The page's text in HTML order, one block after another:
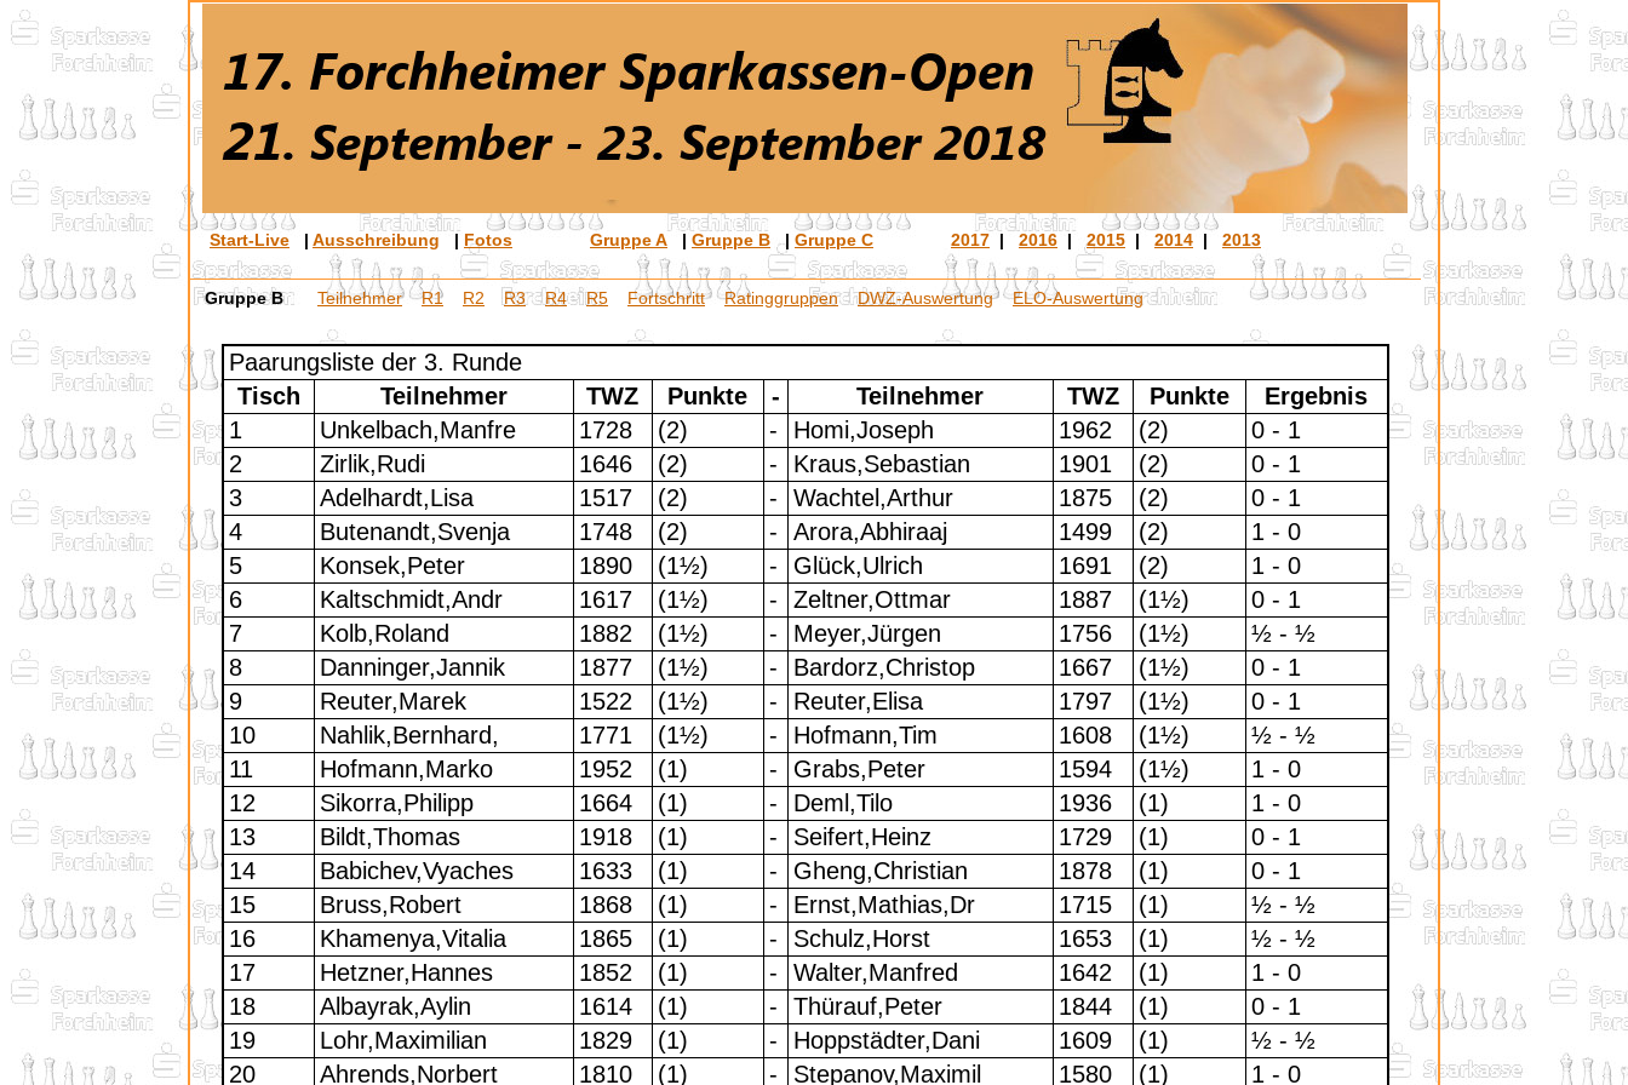
Start-Live | Ausschreibung | Fotos Gruppe A | Gruppe B | Gruppe C 2017 | 2016 | 2015 | 2014 | 2013
Gruppe B Teilnehmer R1 R2 R3 R4 R5 Fortschritt Ratinggruppen DWZ-Auswertung ELO-Auswertung
Paarungsliste der 3. Runde
Tisch
Teilnehmer TWZ Punkte - Teilnehmer TWZ Punkte
Ergebnis
1
Unkelbach,Manfre 1728 (2) - Homi,Joseph 1962 (2)
0 - 1
2
Zirlik,Rudi 1646 (2) - Kraus,Sebastian 1901 (2)
0 - 1
3
Adelhardt,Lisa 1517 (2) - Wachtel,Arthur 1875 (2)
0 - 1
4
Butenandt,Svenja 1748 (2) - Arora,Abhiraaj 1499 (2)
1 - 0
5
Konsek,Peter 1890 (1½) - Glück,Ulrich 1691 (2)
1 - 0
6
Kaltschmidt,Andr 1617 (1½) - Zeltner,Ottmar 1887 (1½)
0 - 1
7
Kolb,Roland 1882 (1½) - Meyer,Jürgen 1756 (1½)
½ - ½
8
Danninger,Jannik 1877 (1½) - Bardorz,Christop 1667 (1½)
0 - 1
9
Reuter,Marek 1522 (1½) - Reuter,Elisa 1797 (1½)
0 - 1
10
Nahlik,Bernhard, 1771 (1½) - Hofmann,Tim 1608 (1½)
½ - ½
11
Hofmann,Marko 1952 (1) - Grabs,Peter 1594 (1½)
1 - 0
12
Sikorra,Philipp 1664 (1) - Deml,Tilo 1936 (1)
1 - 0
13
Bildt,Thomas 1918 (1) - Seifert,Heinz 1729 (1)
0 - 1
14
Babichev,Vyaches 1633 (1) - Gheng,Christian 1878 (1)
0 - 1
15
Bruss,Robert 1868 (1) - Ernst,Mathias,Dr 1715 (1)
½ - ½
16
Khamenya,Vitalia 1865 (1) - Schulz,Horst 1653 (1)
½ - ½
17
Hetzner,Hannes 1852 (1) - Walter,Manfred 1642 (1)
1 - 0
18
Albayrak,Aylin 1614 (1) - Thürauf,Peter 1844 (1)
0 - 1
19
Lohr,Maximilian 1829 (1) - Hoppstädter,Dani 1609 (1)
½ - ½
20
Ahrends,Norbert 1810 (1) - Stepanov,Maximil 1580 (1) 1 - 0